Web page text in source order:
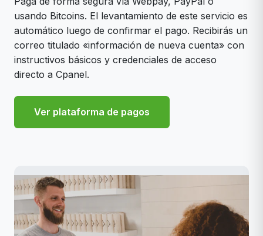
usando Bitcoins. El levantamiento de este servicio es
automático luego de confirmar el pago. Recibirás un
correo titulado «información de nueva cuenta» con
instructivos básicos y credenciales de acceso
directo a Cpanel.
Ver plataforma de pagos